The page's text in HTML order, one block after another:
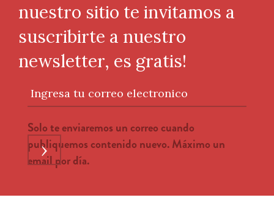
nuestro sitio te invitamos a
suscribirte a nuestro
newsletter, es gratis!
Ingresa tu correo electronico
Solo te enviaremos un correo cuando
publiquemos contenido nuevo. Máximo un
email por día.
›